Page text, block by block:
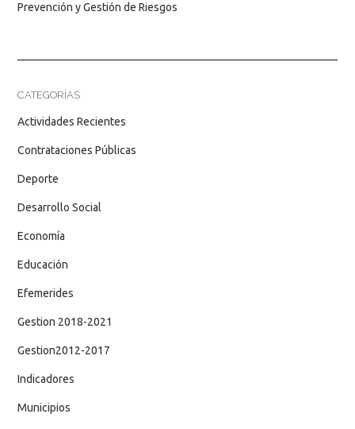
Prevención y Gestión de Riesgos
CATEGORÍAS
Actividades Recientes
Contrataciones Públicas
Deporte
Desarrollo Social
Economía
Educación
Efemerides
Gestion 2018-2021
Gestion2012-2017
Indicadores
Municipios